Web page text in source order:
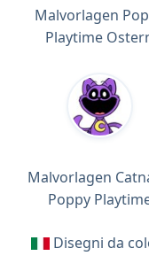
Malvorlagen
Playtime
Malvorlagen
Poppy
Disegni da